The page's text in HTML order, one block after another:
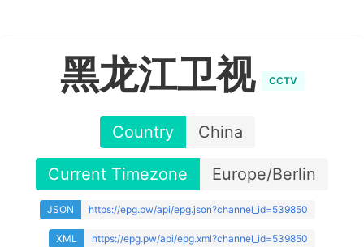
黑龙江卫视 CCTV
Country China
Current Timezone Europe/Berlin
JSON https://epg.pw/api/epg.json?channel_id=539850
XML https://epg.pw/api/epg.xml?channel_id=539850